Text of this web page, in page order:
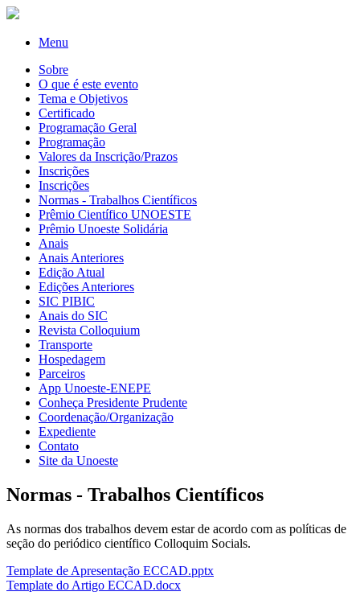
Menu
Sobre
O que é este evento
Tema e Objetivos
Certificado
Programação Geral
Programação
Valores da Inscrição/Prazos
Inscrições
Inscrições
Normas - Trabalhos Científicos
Prêmio Científico UNOESTE
Prêmio Unoeste Solidária
Anais
Anais Anteriores
Edição Atual
Edições Anteriores
SIC PIBIC
Anais do SIC
Revista Colloquium
Transporte
Hospedagem
Parceiros
App Unoeste-ENEPE
Conheça Presidente Prudente
Coordenação/Organização
Expediente
Contato
Site da Unoeste
Normas - Trabalhos Científicos
As normas dos trabalhos devem estar de acordo com as políticas de
seção do periódico científico Colloquim Socials.
Template de Apresentação ECCAD.pptx
Template do Artigo ECCAD.docx